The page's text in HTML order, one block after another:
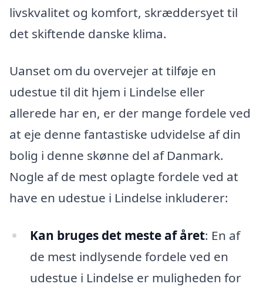
livskvalitet og komfort, skræddersyet til
det skiftende danske klima.
Uanset om du overvejer at tilføje en
udestue til dit hjem i Lindelse eller
allerede har en, er der mange fordele ved
at eje denne fantastiske udvidelse af din
bolig i denne skønne del af Danmark.
Nogle af de mest oplagte fordele ved at
have en udestue i Lindelse inkluderer:
Kan bruges det meste af året: En af
de mest indlysende fordele ved en
udestue i Lindelse er muligheden for